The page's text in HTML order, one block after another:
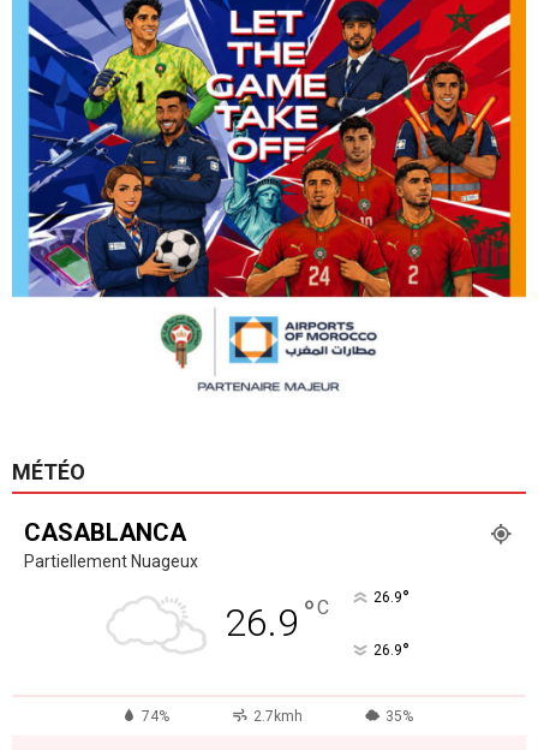
MÉTÉO
CASABLANCA
Partiellement Nuageux
26.9 °C 26.9°
26.9°
74% 2.7kmh 35%